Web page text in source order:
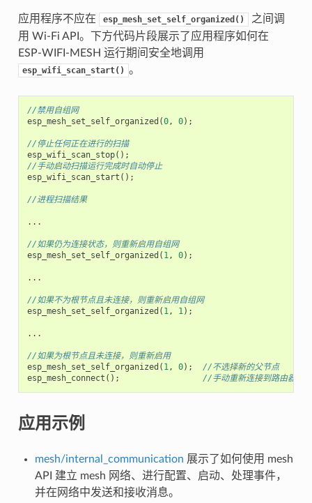
应用程序不应在 esp_mesh_set_self_organized()
之间调
用 Wi-Fi API。下方代码片段展示了应用程序如何在
ESP-WIFI-MESH 运行期间安全地调用
esp_wifi_scan_start() 。
//禁用自组网
esp_mesh_set_self_organized (0, 0);
//停止任何正在进行的扫描
esp_wifi_scan_stop();
//手动启动扫描运行完成时自动停止
esp_wifi_scan_start ();
//进程扫描结果
...
//如果仍为连接状态，则重新启用自组网
esp_mesh_set_self_organized ( 1, 0);
...
//如果不为根节点且未连接，则重新启用自组网
esp_mesh_set_self_organized ( 1, 1);
...
//如果为根节点且未连接，则重新启用
esp_mesh_set_self_organized ( 1, 0);
//不选择新的父节点
esp_mesh_connect (); //手动重新连接到路由器
应用示例
mesh/internal_communication 展示了如何使用 mesh
API 建立 mesh 网络、进行配置、启动、处理事件，
并在网络中发送和接收消息。